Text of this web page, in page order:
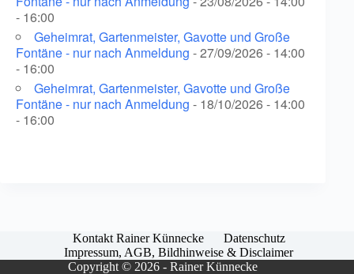
- 16:00
Geheimrat, Gartenmeister, Gavotte und Große
Fontäne - nur nach Anmeldung - 27/09/2026 - 14:00
- 16:00
Geheimrat, Gartenmeister, Gavotte und Große
Fontäne - nur nach Anmeldung - 18/10/2026 - 14:00
- 16:00
Kontakt Rainer Künnecke
Datenschutz
Impressum, AGB, Bildhinweise & Disclaimer
Copyright © 2026 - Rainer Künnecke